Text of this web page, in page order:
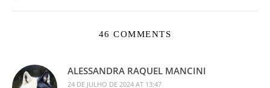
46 COMMENTS
ALESSANDRA RAQUEL MANCINI
24 DE JULHO DE 2024 AT 13:47